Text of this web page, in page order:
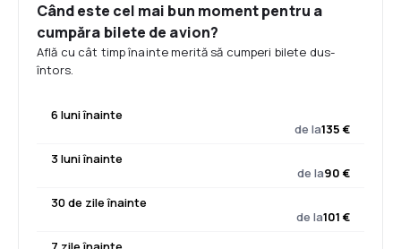
Când este cel mai bun moment pentru a
cumpăra bilete de avion?
Află cu cât timp înainte merită să cumperi bilete dus-
întors.
6 luni înainte
de la135 €
3 luni înainte
de la90 €
30 de zile înainte
de la101 €